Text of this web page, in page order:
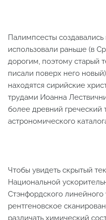
Палимпсесты
использовали раньше (в
дорогим, поэтому старый
писали поверх него
находятся сирийские
трудами Иоанна
более древний греческий
астрономического
Чтобы увидеть скрытый
Национальной
Стэнфордского
рентгеновское
различать химический